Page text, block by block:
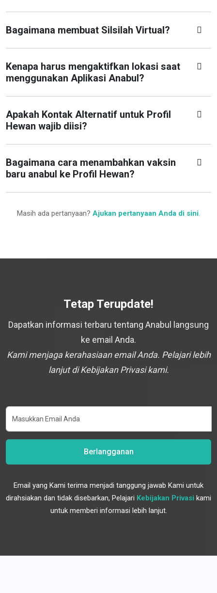
Bagaimana membuat Silsilah Virtual?
Kenapa harus mengaktifkan lokasi saat
menggunakan Aplikasi Anabul?
Apakah Kontak Alternatif untuk Profil
Hewan wajib diisi?
Bagaimana cara menambahkan vaksin
baru anabul ke Profil Hewan?
Masih ada pertanyaan? Ajukan pertanyaan Anda di sini.
Tetap Terupdate!
Dapatkan informasi terbaru tentang Anabul langsung
ke email Anda.
Kami menjaga kerahasiaan email Anda. Pelajari lebih
lanjut di Kebijakan Privasi kami.
Berlangganan
Email yang Kami terima menjadi tanggung jawab Kami untuk
dirahsiakan dan tidak disebarkan, Pelajari Kebijakan Privasi kami
untuk memberi informasi lebih lanjut.